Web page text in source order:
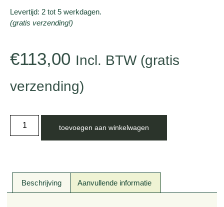
Levertijd: 2 tot 5 werkdagen.
(gratis verzending!)
€113,00 Incl. BTW (gratis
verzending)
toevoegen aan winkelwagen
Beschrijving Aanvullende informatie